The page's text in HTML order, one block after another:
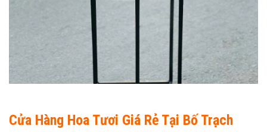
Cửa Hàng Hoa Tươi Giá Rẻ Tại Bố Trạch